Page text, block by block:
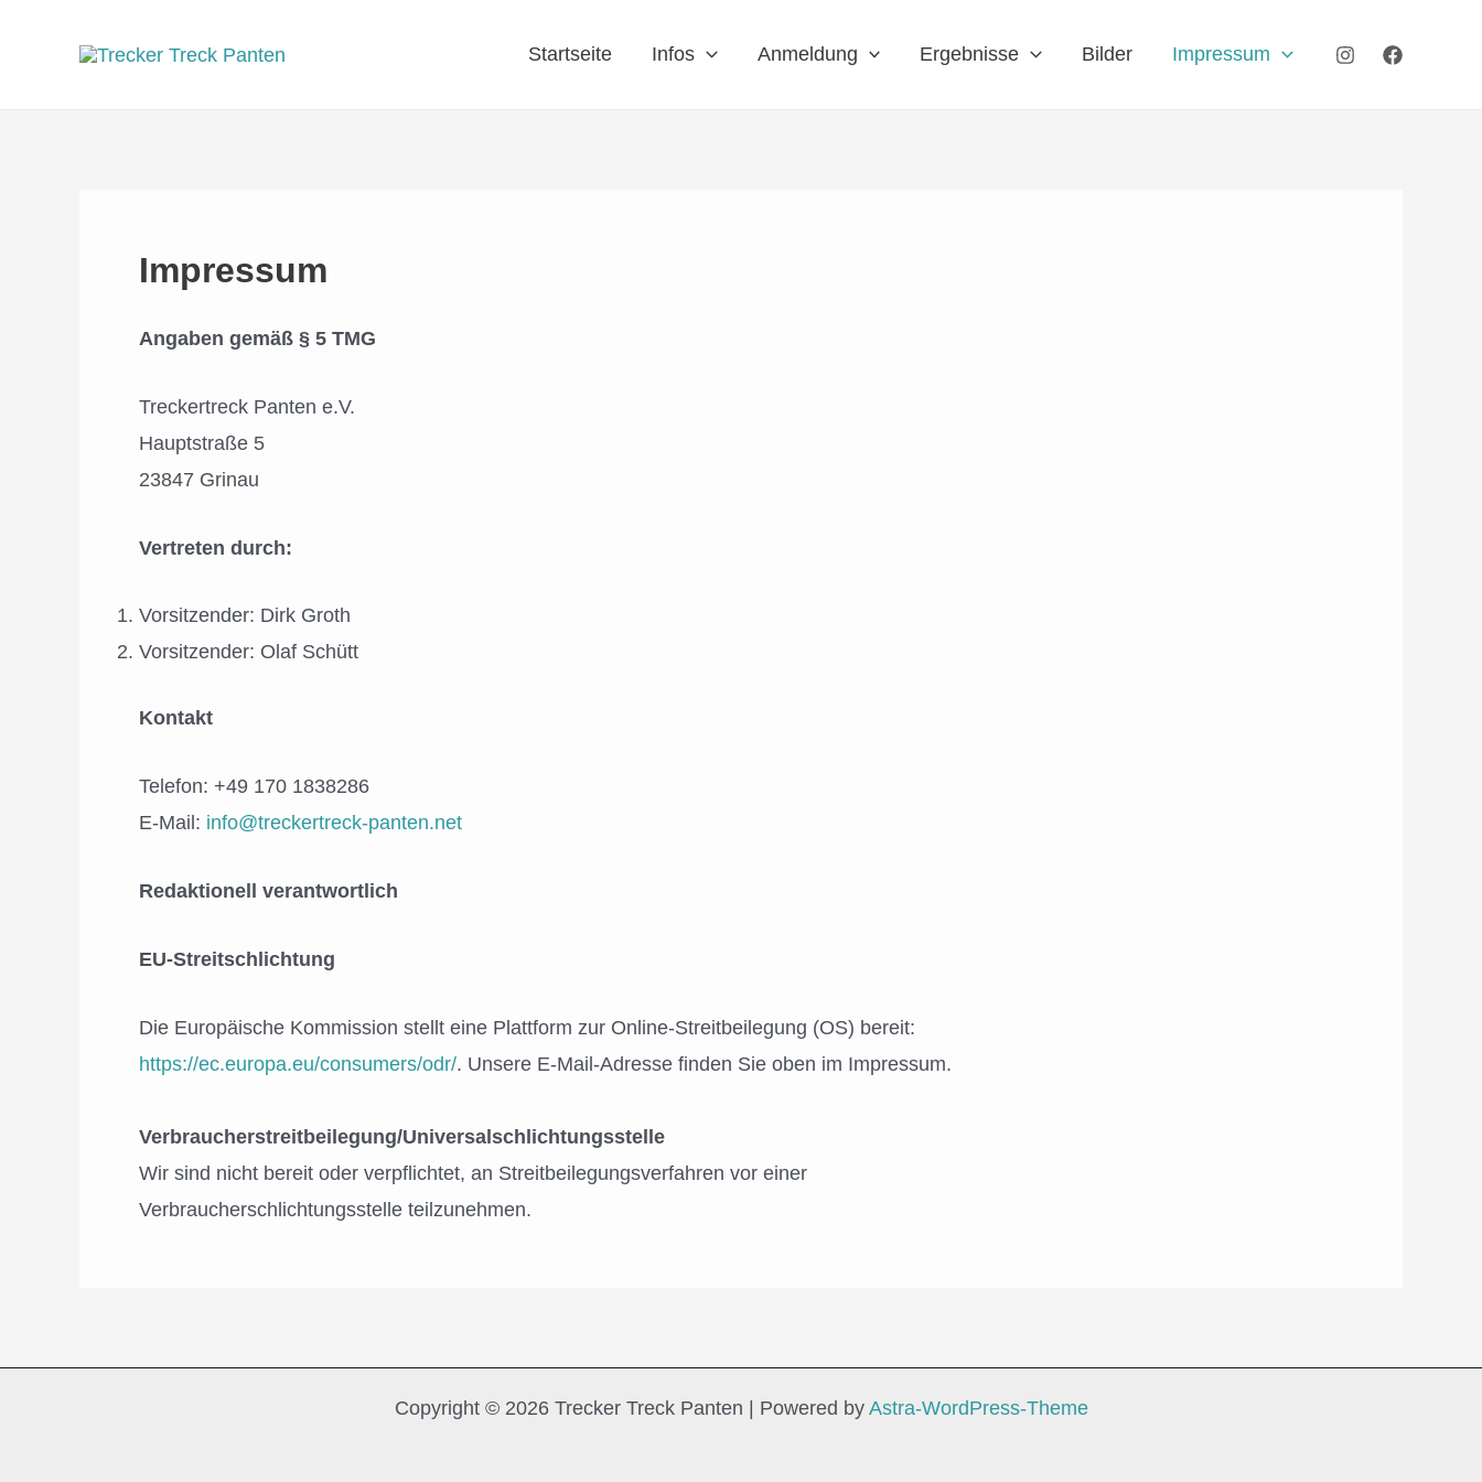
Startseite Infos Anmeldung Ergebnisse Bilder Impressum
Impressum
Angaben gemäß § 5 TMG
Treckertreck Panten e.V.
Hauptstraße 5
23847 Grinau
Vertreten durch:
Vorsitzender: Dirk Groth
Vorsitzender: Olaf Schütt
Kontakt
Telefon: +49 170 1838286
E-Mail: info@treckertreck-panten.net
Redaktionell verantwortlich
EU-Streitschlichtung
Die Europäische Kommission stellt eine Plattform zur Online-Streitbeilegung (OS) bereit:
https://ec.europa.eu/consumers/odr/. Unsere E-Mail-Adresse finden Sie oben im Impressum.
Verbraucherstreitbeilegung/Universalschlichtungsstelle
Wir sind nicht bereit oder verpflichtet, an Streitbeilegungsverfahren vor einer
Verbraucherschlichtungsstelle teilzunehmen.
Copyright © 2026 Trecker Treck Panten | Powered by Astra-WordPress-Theme